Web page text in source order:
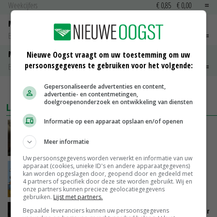
Weekcijfers € 0,85 € 0,00
Maat 48
Barneveld kooieieren
Maat 54
Barneveld kooieieren
€ 9,10 € 0,00
MEER MARKTPRIJZEN
LAATSTE NIEUWS
‘Samenwerking A-ware en Amalthea gaat
zorgen voor meer balans’
Internationale vraag naar geitenzuivel blijft
groot: Nederland in Europese top
GISTEREN, 15:33
Vlaamse varkensstapel krimpt, pluimveesector
Nieuwe Oogst vraagt om uw toestemming om uw
persoonsgegevens te gebruiken voor het volgende:
Gepersonaliseerde advertenties en content,
advertentie- en contentmetingen,
doelgroepenonderzoek en ontwikkeling van diensten
Informatie op een apparaat opslaan en/of openen
Meer informatie
Uw persoonsgegevens worden verwerkt en informatie van uw
apparaat (cookies, unieke ID's en andere apparaatgegevens)
kan worden opgeslagen door, geopend door en gedeeld met
4 partners of specifiek door deze site worden gebruikt. Wij en
onze partners kunnen precieze geolocatiegegevens
gebruiken. Lijst met partners.
Bepaalde leveranciers kunnen uw persoonsgegevens